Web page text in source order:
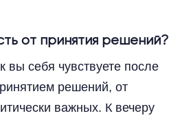
от принятия решений?
вы себя чувствуете после
решений, от
важных. К вечеру